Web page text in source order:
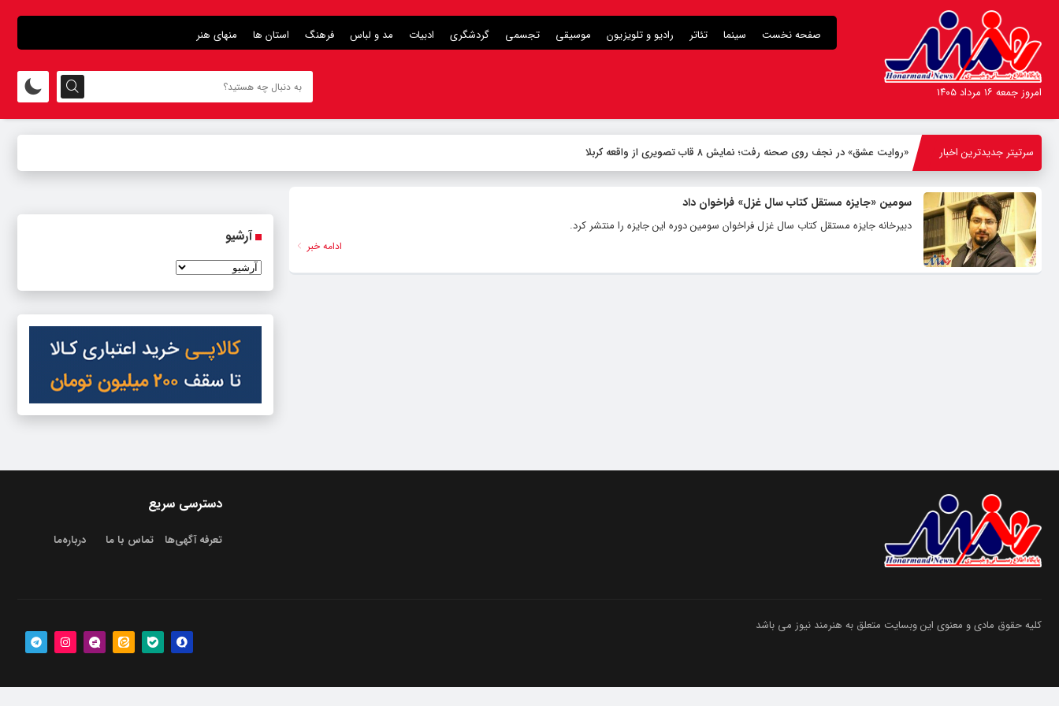
صفحه نخست سینما تئاتر رادیو و تلویزیون موسیقی تجسمی گردشگری ادبیات مد و لباس فرهنگ استان ها منهای هنر
امروز جمعه ۱۶ مرداد ۱۴۰۵
سرتیتر جدیدترین اخبار «روایت عشق» در نجف روی صحنه رفت؛ نمایش ۸ قاب تصویری از واقعه کربلا
سومین «جایزه‌ مستقل کتاب سال غزل» فراخوان داد
دبیرخانه جایزه مستقل کتاب سال غزل فراخوان سومین دوره این جایزه را منتشر کرد.
ادامه خبر
آرشیو
دسترسی سریع
تعرفه آگهی‌ها تماس با ما درباره‌‌ما
کلیه حقوق مادی و معنوی این وبسایت متعلق به هنرمند نیوز می باشد